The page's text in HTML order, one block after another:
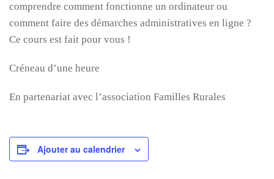
comprendre comment fonctionne un ordinateur ou
comment faire des démarches administratives en ligne ?
Ce cours est fait pour vous !
Créneau d’une heure
En partenariat avec l’association Familles Rurales
Ajouter au calendrier